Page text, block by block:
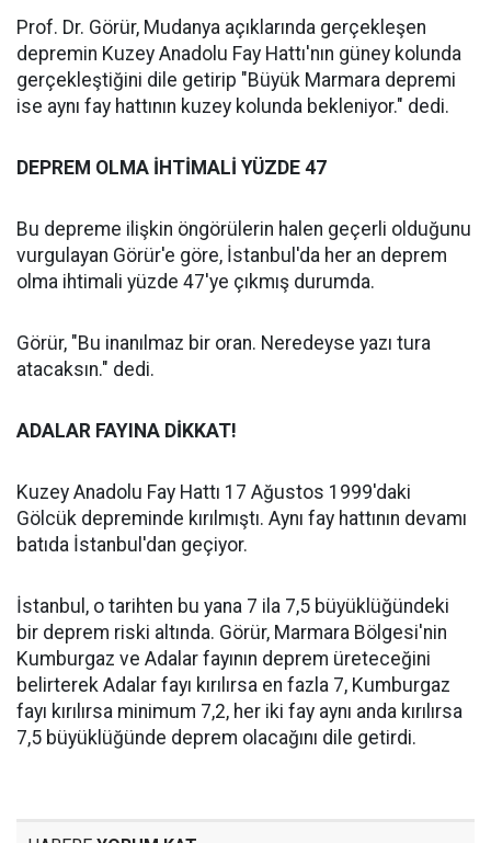
Prof. Dr. Görür, Mudanya açıklarında gerçekleşen
depremin Kuzey Anadolu Fay Hattı'nın güney kolunda
gerçekleştiğini dile getirip "Büyük Marmara depremi
ise aynı fay hattının kuzey kolunda bekleniyor." dedi.
DEPREM OLMA İHTİMALİ YÜZDE 47
Bu depreme ilişkin öngörülerin halen geçerli olduğunu
vurgulayan Görür'e göre, İstanbul'da her an deprem
olma ihtimali yüzde 47'ye çıkmış durumda.
Görür, "Bu inanılmaz bir oran. Neredeyse yazı tura
atacaksın." dedi.
ADALAR FAYINA DİKKAT!
Kuzey Anadolu Fay Hattı 17 Ağustos 1999'daki
Gölcük depreminde kırılmıştı. Aynı fay hattının devamı
batıda İstanbul'dan geçiyor.
İstanbul, o tarihten bu yana 7 ila 7,5 büyüklüğündeki
bir deprem riski altında. Görür, Marmara Bölgesi'nin
Kumburgaz ve Adalar fayının deprem üreteceğini
belirterek Adalar fayı kırılırsa en fazla 7, Kumburgaz
fayı kırılırsa minimum 7,2, her iki fay aynı anda kırılırsa
7,5 büyüklüğünde deprem olacağını dile getirdi.